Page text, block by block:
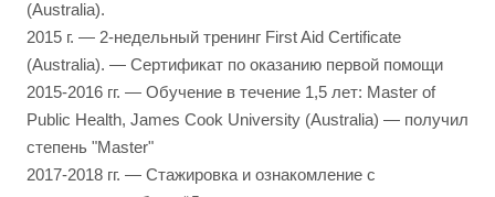
(Australia).
2015 г. — 2-недельный тренинг First Aid Certificate
(Australia). — Сертификат по оказанию первой помощи
2015-2016 гг. — Обучение в течение 1,5 лет: Master of
Public Health, James Cook University (Australia) — получил
степень "Master"
2017-2018 гг. — Стажировка и ознакомление с